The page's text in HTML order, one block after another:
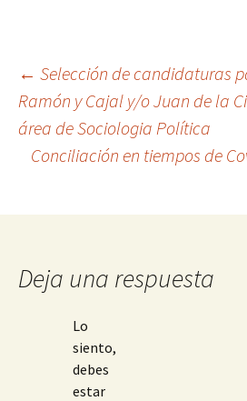
Navegación
de
entradas
← Selección de candidaturas
Ramón y Cajal y/o Juan de la
área de Sociologia Política
Conciliación en tiempos de
Deja una respuesta
Lo
siento,
debes
estar